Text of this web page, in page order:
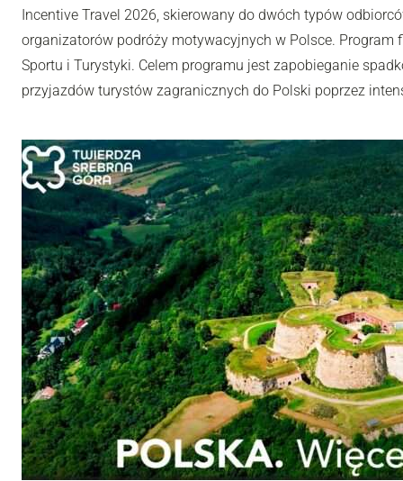
Incentive Travel 2026, skierowany do dwóch typów
organizatorów podróży motywacyjnych w Polsce.
Sportu i Turystyki. Celem programu jest zapobieganie
przyjazdów turystów zagranicznych do Polski poprzez